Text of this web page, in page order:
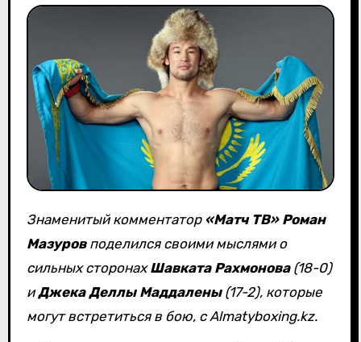
Знаменитый комментатор «Матч ТВ» Роман
Мазуровподелился своими мыслями о
сильных сторонахШавката Рахмонова(18-0)
иДжека Деллы Маддалены(17-2), которые
могут встретиться в бою, с Almatyboxing.kz.